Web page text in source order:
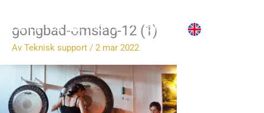
innehåll
gongbad-omslag-12 (1)
Av Teknisk support / 2 mar 2022